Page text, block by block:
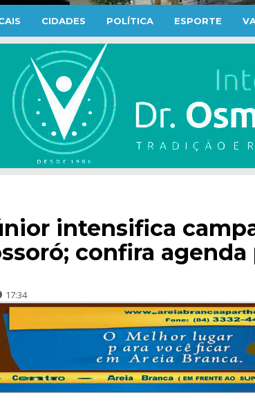
CIDADES POLÍTICA ESPORTE
intensifica
confira agenda
17:34